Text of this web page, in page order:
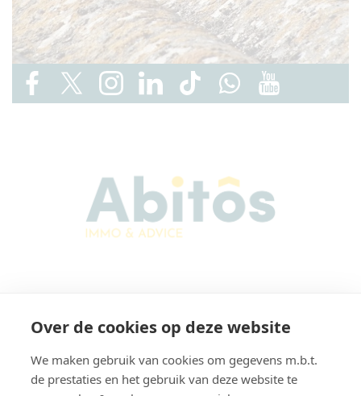
Karel Lodewijk Dierickxstraat 22
België
Over de cookies op deze website
We maken gebruik van cookies om gegevens m.b.t.
de prestaties en het gebruik van deze website te